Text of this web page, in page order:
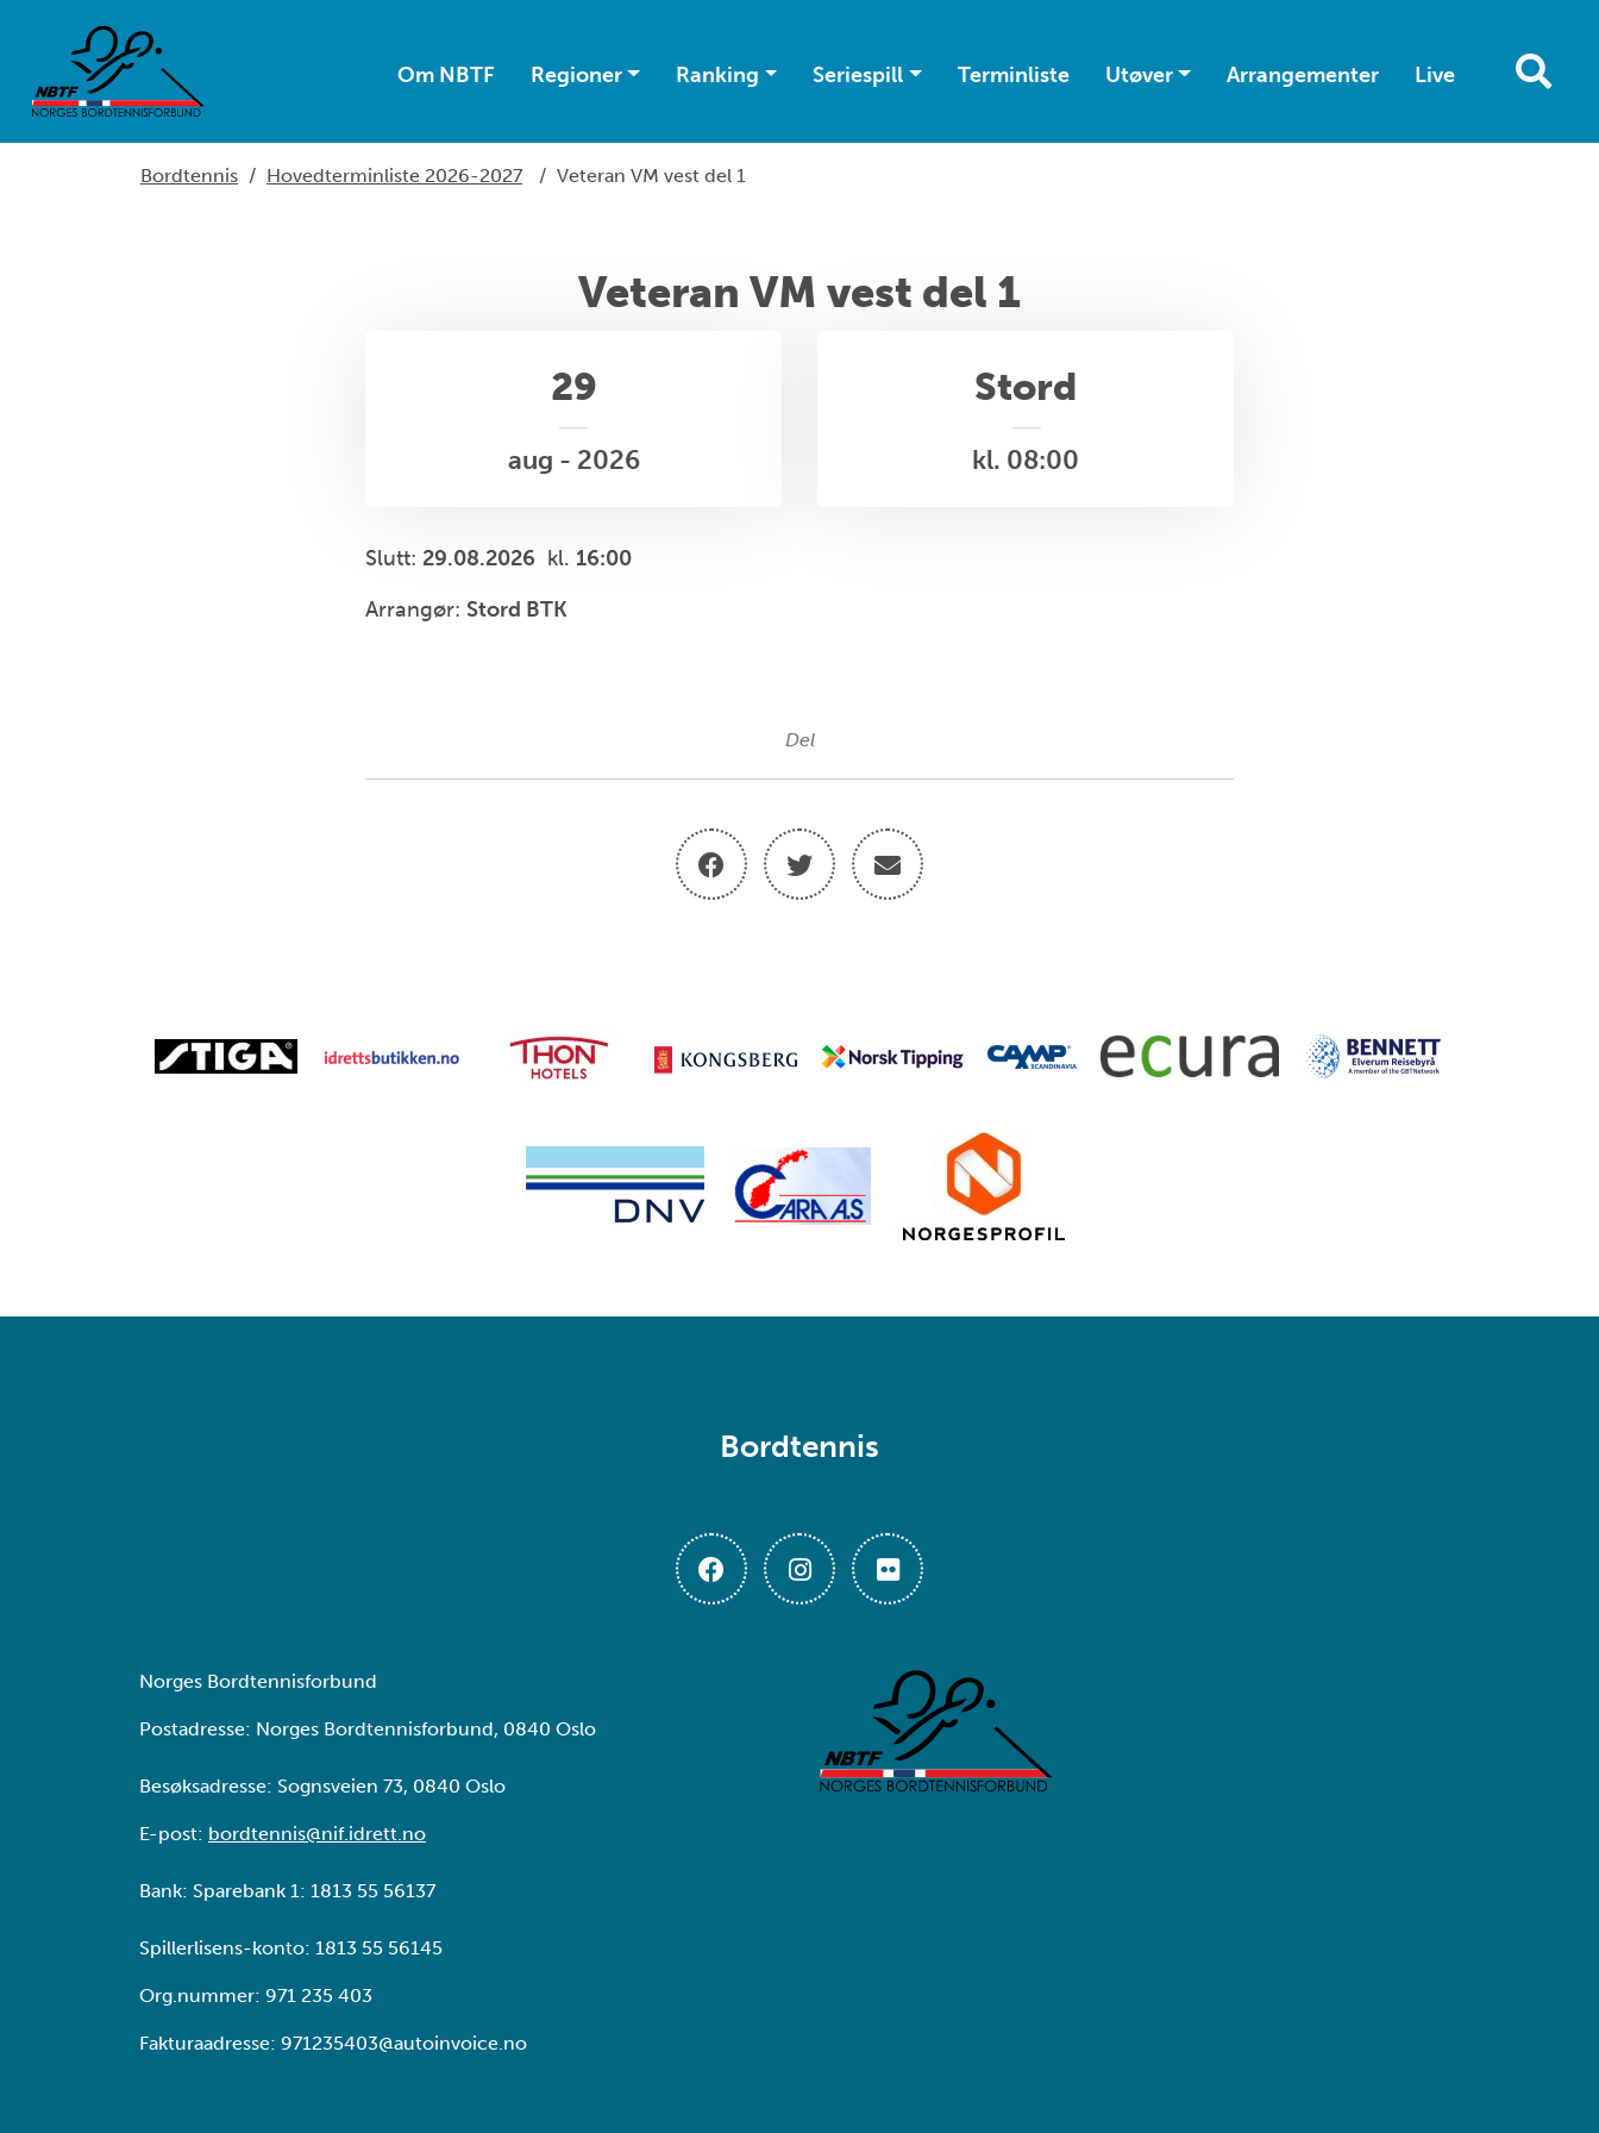
Om NBTF Regioner Ranking Seriespill Terminliste Utøver Arrangementer Live
Bordtennis / Hovedterminliste 2026-2027 / Veteran VM vest del 1
Veteran VM vest del 1
29
aug - 2026
Stord
kl. 08:00
Slutt: 29.08.2026 kl. 16:00
Arrangør: Stord BTK
Del
Bordtennis
Norges Bordtennisforbund
Postadresse: Norges Bordtennisforbund, 0840 Oslo
Besøksadresse: Sognsveien 73, 0840 Oslo
E-post: bordtennis@nif.idrett.no
Bank: Sparebank 1: 1813 55 56137
Spillerlisens-konto: 1813 55 56145
Org.nummer: 971 235 403
Fakturaadresse: 971235403@autoinvoice.no